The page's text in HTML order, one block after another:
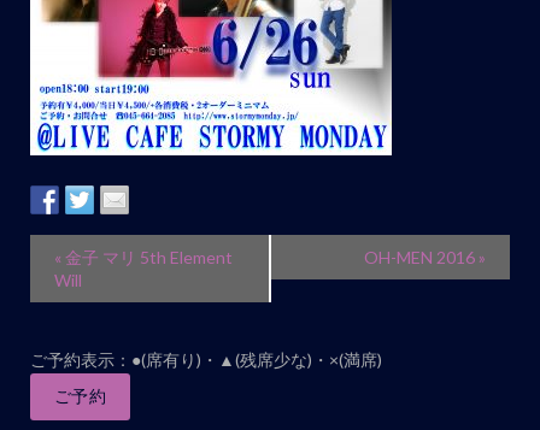
ト
ナ
ビ
« 金子 マリ 5th Element
Will
OH-MEN 2016 »
ご予約表示：●(席有り)・▲(残席少な)・×(満席)
ご予約